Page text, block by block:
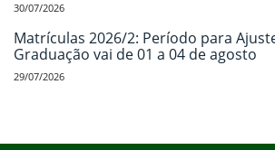
30/07/2026
Matrículas 2026/2: Período para
Graduação vai de 01 a 04 de agosto
29/07/2026